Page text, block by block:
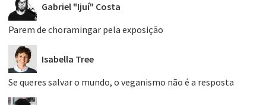
Gabriel "Ijuí" Costa
Parem de choramingar pela exposição
Isabella Tree
Se queres salvar o mundo, o veganismo não é a resposta